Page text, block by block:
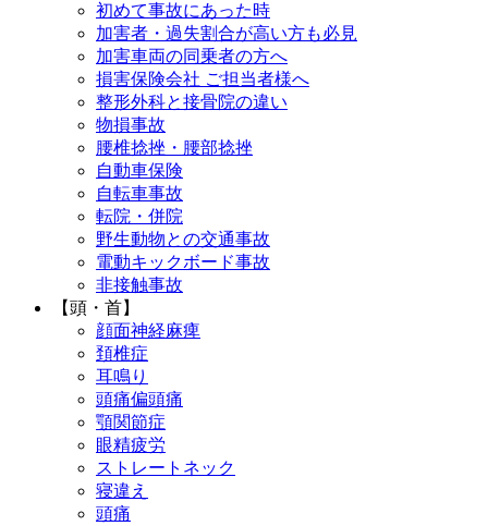
初めて事故にあった時
加害者・過失割合が高い方も必見
加害車両の同乗者の方へ
損害保険会社 ご担当者様へ
整形外科と接骨院の違い
物損事故
腰椎捻挫・腰部捻挫
自動車保険
自転車事故
転院・併院
野生動物との交通事故
電動キックボード事故
非接触事故
【頭・首】
顔面神経麻痺
頚椎症
耳鳴り
頭痛偏頭痛
顎関節症
眼精疲労
ストレートネック
寝違え
頭痛